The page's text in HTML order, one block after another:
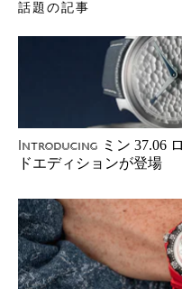
話題の記事
Introducing ミン 37.06
ドエディションが登場